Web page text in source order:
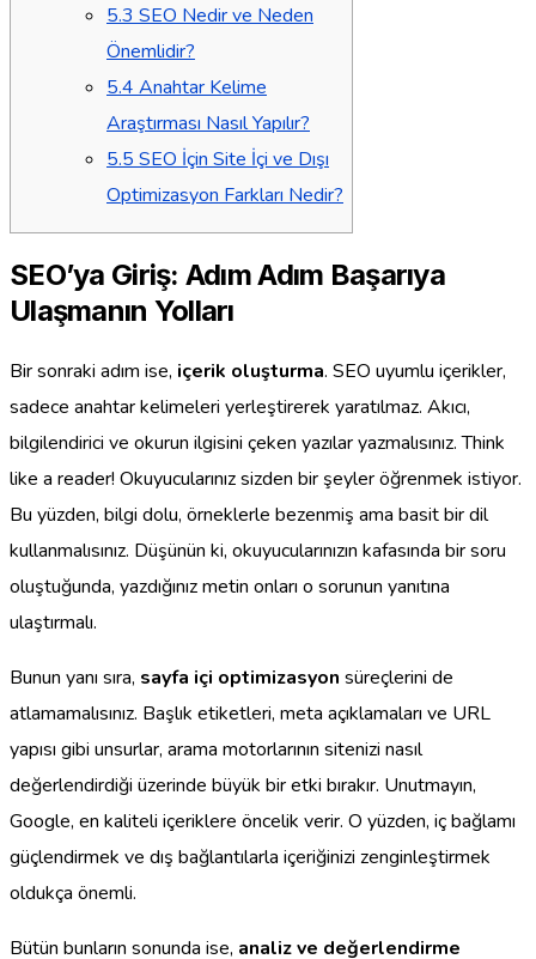
5.3 SEO Nedir ve Neden
Önemlidir?
5.4 Anahtar Kelime
Araştırması Nasıl Yapılır?
5.5 SEO İçin Site İçi ve Dışı
Optimizasyon Farkları Nedir?
SEO’ya Giriş: Adım Adım Başarıya
Ulaşmanın Yolları
Bir sonraki adım ise, içerik oluşturma. SEO uyumlu içerikler,
sadece anahtar kelimeleri yerleştirerek yaratılmaz. Akıcı,
bilgilendirici ve okurun ilgisini çeken yazılar yazmalısınız. Think
like a reader! Okuyucularınız sizden bir şeyler öğrenmek istiyor.
Bu yüzden, bilgi dolu, örneklerle bezenmiş ama basit bir dil
kullanmalısınız. Düşünün ki, okuyucularınızın kafasında bir soru
oluştuğunda, yazdığınız metin onları o sorunun yanıtına
ulaştırmalı.
Bunun yanı sıra, sayfa içi optimizasyon süreçlerini de
atlamamalısınız. Başlık etiketleri, meta açıklamaları ve URL
yapısı gibi unsurlar, arama motorlarının sitenizi nasıl
değerlendirdiği üzerinde büyük bir etki bırakır. Unutmayın,
Google, en kaliteli içeriklere öncelik verir. O yüzden, iç bağlamı
güçlendirmek ve dış bağlantılarla içeriğinizi zenginleştirmek
oldukça önemli.
Bütün bunların sonunda ise, analiz ve değerlendirme